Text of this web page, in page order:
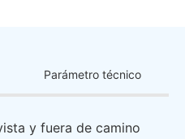
Parámetro técnico
y fuera de camino